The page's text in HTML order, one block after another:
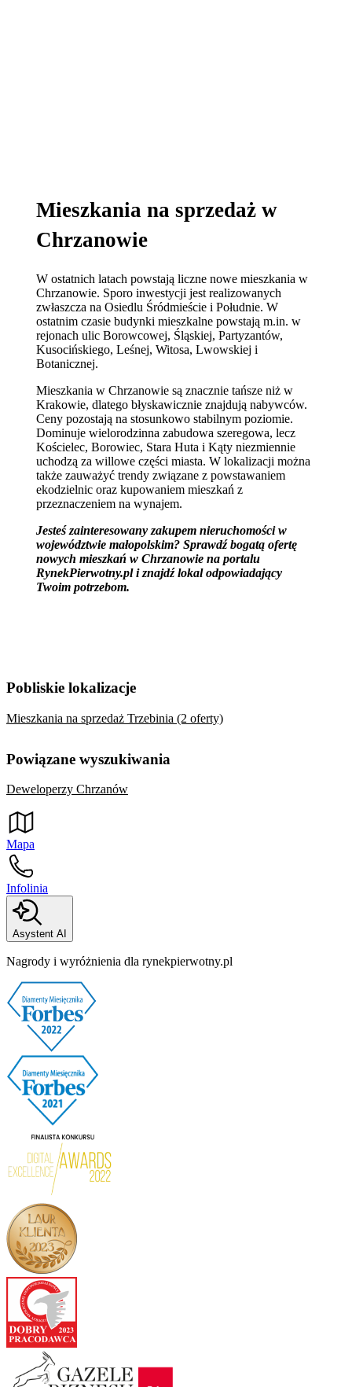
Mieszkania na sprzedaż w
Chrzanowie
W ostatnich latach powstają liczne nowe mieszkania w
Chrzanowie. Sporo inwestycji jest realizowanych
zwłaszcza na Osiedlu Śródmieście i Południe. W
ostatnim czasie budynki mieszkalne powstają m.in. w
rejonach ulic Borowcowej, Śląskiej, Partyzantów,
Kusocińskiego, Leśnej, Witosa, Lwowskiej i
Botanicznej.
Mieszkania w Chrzanowie są znacznie tańsze niż w
Krakowie, dlatego błyskawicznie znajdują nabywców.
Ceny pozostają na stosunkowo stabilnym poziomie.
Dominuje wielorodzinna zabudowa szeregowa, lecz
Kościelec, Borowiec, Stara Huta i Kąty niezmiennie
uchodzą za willowe części miasta. W lokalizacji można
także zauważyć trendy związane z powstawaniem
ekodzielnic oraz kupowaniem mieszkań z
przeznaczeniem na wynajem.
Jesteś zainteresowany zakupem nieruchomości w
województwie małopolskim? Sprawdź bogatą ofertę
nowych mieszkań w Chrzanowie na portalu
RynekPierwotny.pl i znajdź lokal odpowiadający
Twoim potrzebom.
Pobliskie lokalizacje
Mieszkania na sprzedaż Trzebinia (2 oferty)
Powiązane wyszukiwania
Deweloperzy Chrzanów
Mapa
Infolinia
Asystent AI
Nagrody i wyróżnienia dla rynekpierwotny.pl